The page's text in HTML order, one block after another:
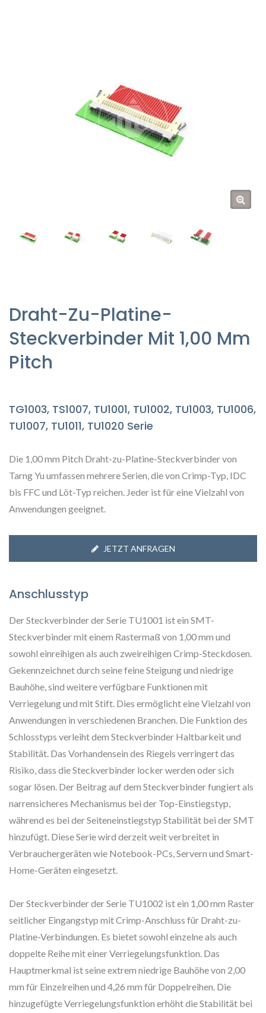
Draht-Zu-Platine-
Steckverbinder Mit 1,00 Mm
Pitch
TG1003, TS1007, TU1001, TU1002, TU1003, TU1006,
TU1007, TU1011, TU1020 Serie
Die 1,00 mm Pitch Draht-zu-Platine-Steckverbinder von
Tarng Yu umfassen mehrere Serien, die von Crimp-Typ, IDC
bis FFC und Löt-Typ reichen. Jeder ist für eine Vielzahl von
Anwendungen geeignet.
JETZT ANFRAGEN
Anschlusstyp
Der Steckverbinder der Serie TU1001 ist ein SMT-
Steckverbinder mit einem Rastermaß von 1,00 mm und
sowohl einreihigen als auch zweireihigen Crimp-Steckdosen.
Gekennzeichnet durch seine feine Steigung und niedrige
Bauhöhe, sind weitere verfügbare Funktionen mit
Verriegelung und mit Stift. Dies ermöglicht eine Vielzahl von
Anwendungen in verschiedenen Branchen. Die Funktion des
Schlosstyps verleiht dem Steckverbinder Haltbarkeit und
Stabilität. Das Vorhandensein des Riegels verringert das
Risiko, dass die Steckverbinder locker werden oder sich
sogar lösen. Der Beitrag auf dem Steckverbinder fungiert als
narrensicheres Mechanismus bei der Top-Einstiegstyp,
während es bei der Seiteneinstiegstyp Stabilität bei der SMT
hinzufügt. Diese Serie wird derzeit weit verbreitet in
Verbrauchergeräten wie Notebook-PCs, Servern und Smart-
Home-Geräten eingesetzt.
Der Steckverbinder der Serie TU1002 ist ein 1,00 mm Raster
seitlicher Eingangstyp mit Crimp-Anschluss für Draht-zu-
Platine-Verbindungen. Es bietet sowohl einzelne als auch
doppelte Reihe mit einer Verriegelungsfunktion. Das
Hauptmerkmal ist seine extrem niedrige Bauhöhe von 2,00
mm für Einzelreihen und 4,26 mm für Doppelreihen. Die
hinzugefügte Verriegelungsfunktion erhöht die Stabilität bei